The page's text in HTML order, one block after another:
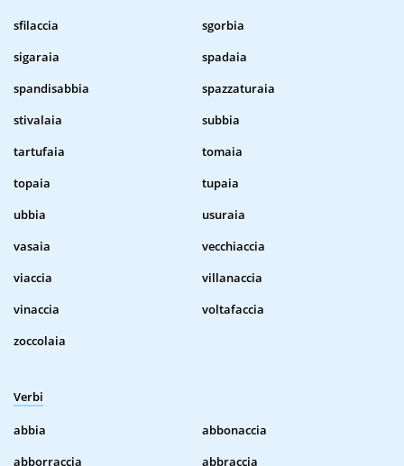
sfilaccia
sgorbia
sigaraia
spadaia
spandisabbia
spazzaturaia
stivalaia
subbia
tartufaia
tomaia
topaia
tupaia
ubbia
usuraia
vasaia
vecchiaccia
viaccia
villanaccia
vinaccia
voltafaccia
zoccolaia
Verbi
abbia
abbonaccia
abborraccia
abbraccia